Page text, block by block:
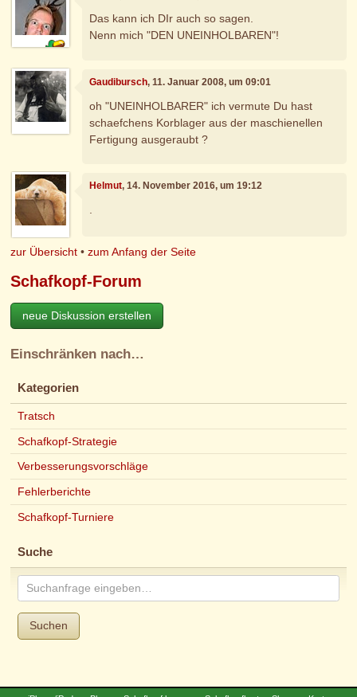
Das kann ich DIr auch so sagen.
Nenn mich "DEN UNEINHOLBAREN"!
Gaudibursch, 11. Januar 2008, um 09:01
oh "UNEINHOLBARER" ich vermute Du hast
schaefchens Korblager aus der maschienellen
Fertigung ausgeraubt ?
Helmut, 14. November 2016, um 19:12
zur Übersicht •zum Anfang der Seite
Schafkopf-Forum
neue Diskussion erstellen
Einschränken nach…
Kategorien
Tratsch
Schafkopf-Strategie
Verbesserungsvorschläge
Fehlerberichte
Schafkopf-Turniere
Suche
Suchen